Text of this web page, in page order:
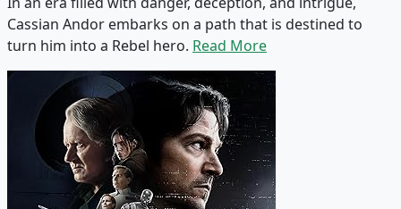
Cassian Andor embarks on a path that is destined to
turn him into a Rebel hero. Read More